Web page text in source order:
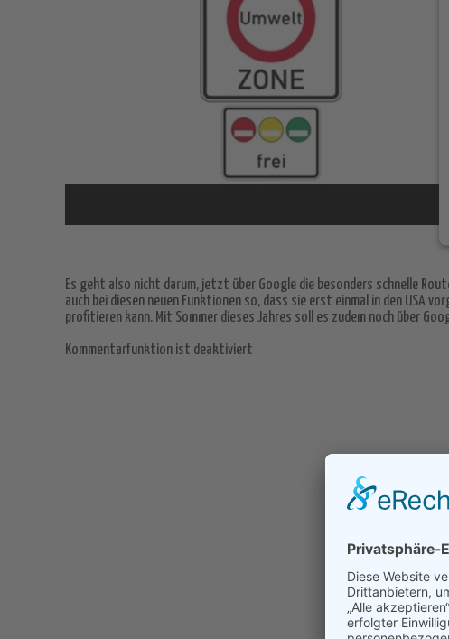
Es geht also nicht darum, jetzt über Google die besonders schnelle
auch bei diesen neuen Funktionen so, dass sie erst einmal in den USA
profitieren kann. Mit Sommer dieses Jahres soll es zudem noch über
Kommentarfunktion ist deaktiviert